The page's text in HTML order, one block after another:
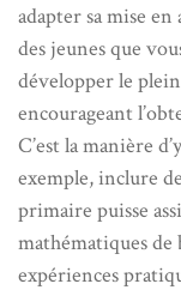
adapter sa mise
des jeunes que
développer le
encourageant
C’est la manière
exemple, inclure
primaire puisse
mathématiques de
expériences